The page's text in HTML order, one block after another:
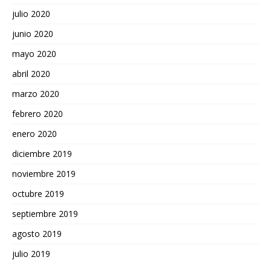
julio 2020
junio 2020
mayo 2020
abril 2020
marzo 2020
febrero 2020
enero 2020
diciembre 2019
noviembre 2019
octubre 2019
septiembre 2019
agosto 2019
julio 2019